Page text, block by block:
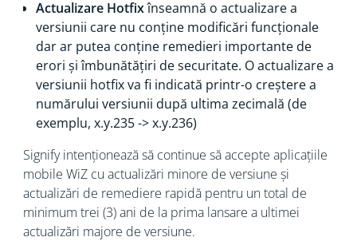
Actualizare Hotfixînseamnă o actualizare a
versiunii care nu conține modificări funcționale
dar ar putea conține remedieri importante de
erori și îmbunătățiri de securitate. O actualizare a
versiunii hotfix va fi indicată printr-o creștere a
numărului versiunii după ultima zecimală (de
exemplu, x.y.235 -> x.y.236)
Signify intenționează să continue să accepte aplicațiile
mobile WiZ cu actualizări minore de versiune și
actualizări de remediere rapidă pentru un total de
minimum trei (3) ani de la prima lansare a ultimei
actualizări majore de versiune.